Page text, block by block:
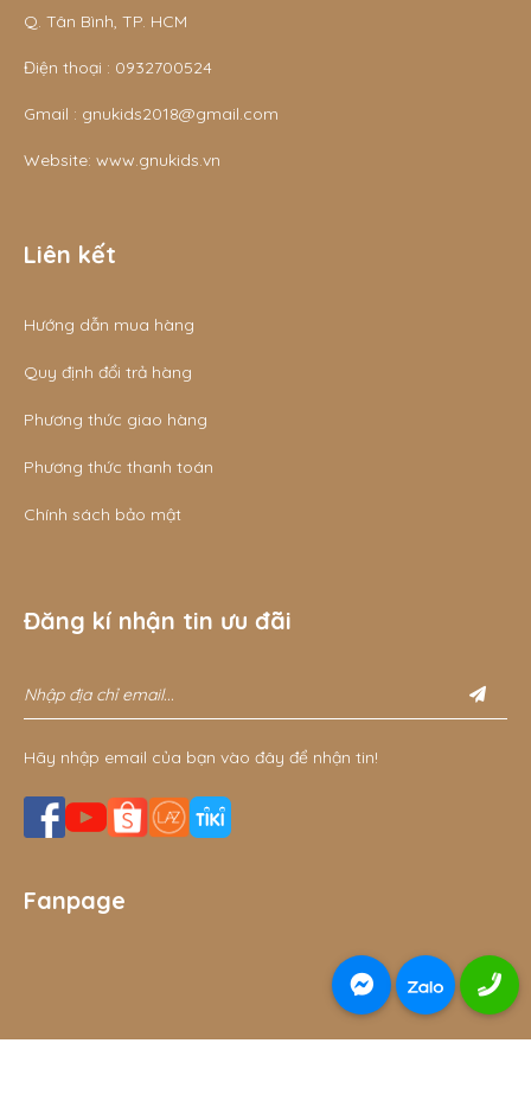
Q. Tân Bình, TP. HCM
Điện thoại : 0932700524
Gmail : gnukids2018@gmail.com
Website: www.gnukids.vn
Liên kết
Hướng dẫn mua hàng
Quy định đổi trả hàng
Phương thức giao hàng
Phương thức thanh toán
Chính sách bảo mật
Đăng kí nhận tin ưu đãi
Hãy nhập email của bạn vào đây để nhận tin!
Fanpage